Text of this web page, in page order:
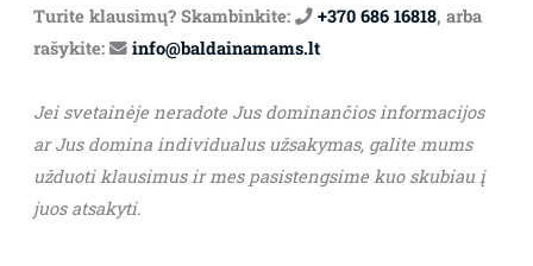
Turite klausimų? Skambinkite: +370 686 16818, arba
rašykite:
info@baldainamams.lt
Jei svetainėje neradote Jus dominančios informacijos
ar Jus domina individualus užsakymas, galite mums
užduoti klausimus ir mes pasistengsime kuo skubiau į
juos atsakyti.